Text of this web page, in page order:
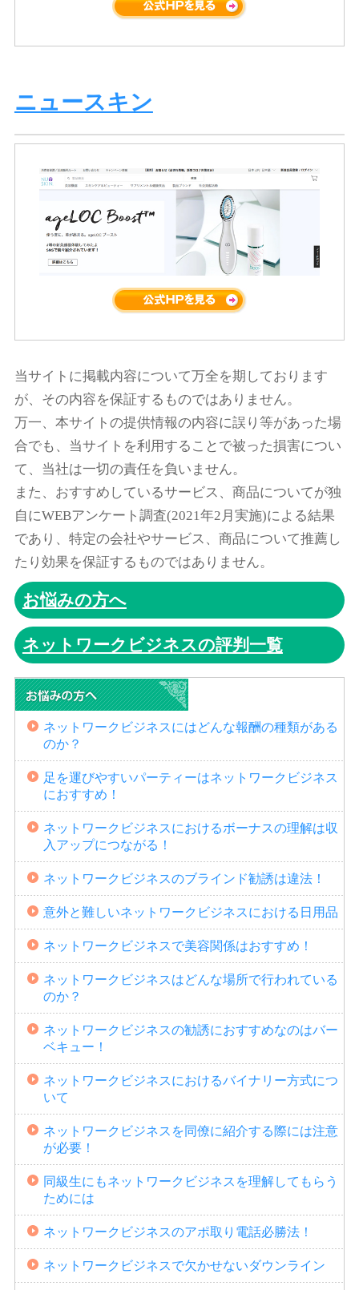
ニュースキン
当サイトに掲載内容について万全を期しております
が、その内容を保証するものではありません。
万一、本サイトの提供情報の内容に誤り等があった場
合でも、当サイトを利用することで被った損害につい
て、当社は一切の責任を負いません。
また、おすすめしているサービス、商品についてが独
自にWEBアンケート調査(2021年2月実施)による結果
であり、特定の会社やサービス、商品について推薦し
たり効果を保証するものではありません。
お悩みの方へ
ネットワークビジネスの評判一覧
ネットワークビジネスにはどんな報酬の種類がある
のか？
足を運びやすいパーティーはネットワークビジネス
におすすめ！
ネットワークビジネスにおけるボーナスの理解は収
入アップにつながる！
ネットワークビジネスのブラインド勧誘は違法！
意外と難しいネットワークビジネスにおける日用品
ネットワークビジネスで美容関係はおすすめ！
ネットワークビジネスはどんな場所で行われている
のか？
ネットワークビジネスの勧誘におすすめなのはバー
ベキュー！
ネットワークビジネスにおけるバイナリー方式につ
いて
ネットワークビジネスを同僚に紹介する際には注意
が必要！
同級生にもネットワークビジネスを理解してもらう
ためには
ネットワークビジネスのアポ取り電話必勝法！
ネットワークビジネスで欠かせないダウンライン